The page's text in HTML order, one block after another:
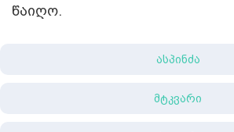
წაიღო.
ასპინძა
მტკვარი